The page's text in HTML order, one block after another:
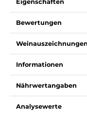
Eigenschaften
Bewertungen
Weinauszeichnungen
Informationen
Nährwertangaben
Analysewerte